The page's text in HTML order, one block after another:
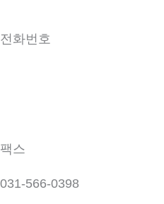
전화번호
팩스
031-566-0398